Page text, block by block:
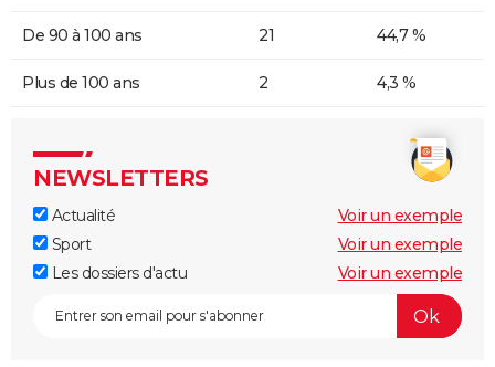
De 90 à 100 ans 21 44,7 %
Plus de 100 ans 2 4,3 %
NEWSLETTERS
Actualité
Voir un exemple
Sport
Voir un exemple
Les dossiers d'actu
Voir un exemple